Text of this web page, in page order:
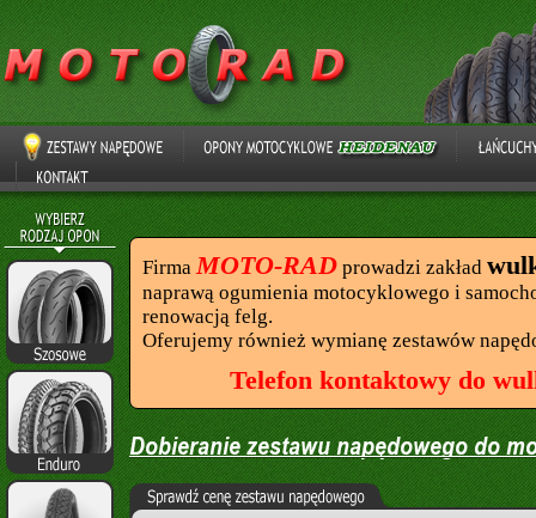
FirmaMOTO-RAD prowadzi zakład
naprawą ogumienia motocyklowego i
renowacją felg.
Oferujemy również wymianę zestawów
Telefon kontaktowy do